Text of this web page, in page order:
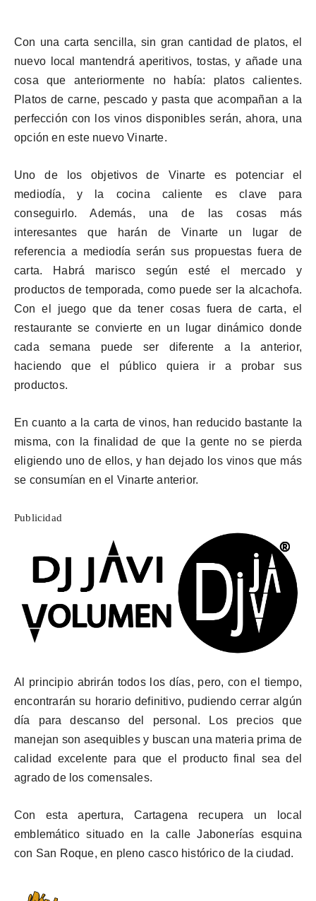
Con una carta sencilla, sin gran cantidad de platos, el
nuevo local mantendrá aperitivos, tostas, y añade una
cosa que anteriormente no había: platos calientes.
Platos de carne, pescado y pasta que acompañan a la
perfección con los vinos disponibles serán, ahora, una
opción en este nuevoVinarte.
Uno de los objetivos de Vinarte es potenciar el
mediodía, y la cocina caliente es clave para
conseguirlo. Además, una de las cosas más
interesantes que harán deVinarte un lugar de
referencia a mediodía serán sus propuestas fuera de
carta. Habrá marisco según esté el mercado y
productos de temporada, como puede ser la alcachofa.
Con el juego que da tener cosas fuera de carta, el
restaurante se convierte en un lugar dinámico donde
cada semana puede ser diferente a la anterior,
haciendo que el público quiera ir a probar sus
productos.
En cuanto a la carta de vinos, han reducido bastante la
misma, con la finalidad de que la gente no se pierda
eligiendo uno de ellos, y han dejado los vinos que más
se consumían en el Vinarte anterior.
Publicidad
Al principio abrirán todos los días, pero, con el tiempo,
encontrarán su horario definitivo, pudiendo cerrar algún
día para descanso del personal. Los precios que
manejan son asequibles y buscan una materia prima de
calidad excelente para que el producto final sea del
agrado de los comensales.
Con esta apertura, Cartagena recupera un local
emblemático situado en la calle Jabonerías esquina
con San Roque, en pleno casco histórico de la ciudad.